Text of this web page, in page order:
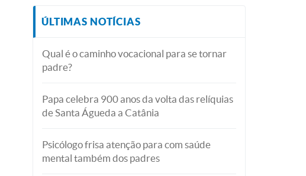
ÚLTIMAS NOTÍCIAS
Qual é o caminho vocacional para se tornar
padre?
Papa celebra 900 anos da volta das relíquias
de Santa Águeda a Catânia
Psicólogo frisa atenção para com saúde
mental também dos padres